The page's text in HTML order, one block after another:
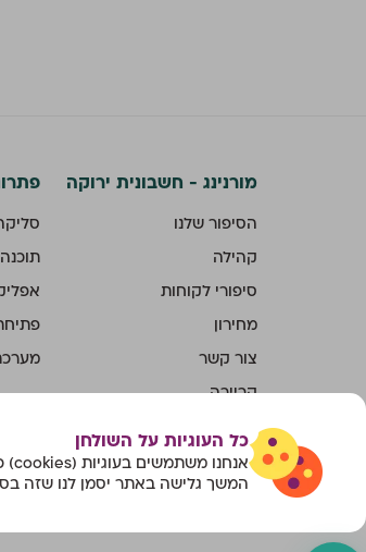
מורנינג - חשבונית ירוקה
הסיפור שלנו
קהילה
סיפורי לקוחות
מחירון
צור קשר
קריירה
כל העוגיות על השולחן
אנחנו משתמשים בעוגיות (cookies) כדי להציג תכנים שמותאמים עבורך.
המשך גלישה באתר יסמן לנו שזה